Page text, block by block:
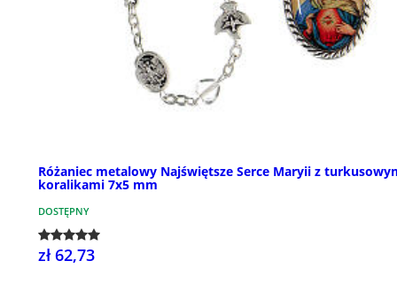
Różaniec metalowy Najświętsze Serce Maryii z
koralikami 7x5 mm
DOSTĘPNY
zł 62,73